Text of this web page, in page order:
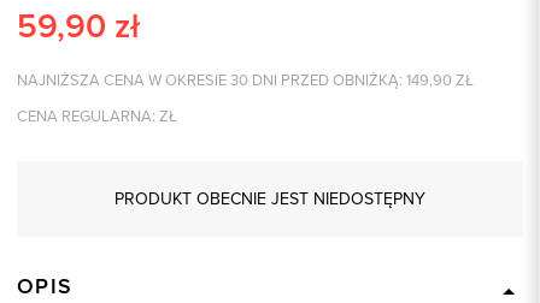
59,90 zł
NAJNIŻSZA CENA W OKRESIE 30 DNI PRZED OBNIŻKĄ: 149,90 ZŁ
CENA REGULARNA: ZŁ
PRODUKT OBECNIE JEST NIEDOSTĘPNY
OPIS